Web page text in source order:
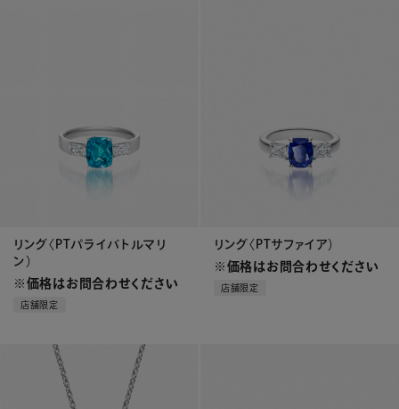
リング〈PTパライバトルマリ
ン）
※価格はお問合わせください
店舗限定
リング〈PTサファイア）
※価格はお問合わせください
店舗限定